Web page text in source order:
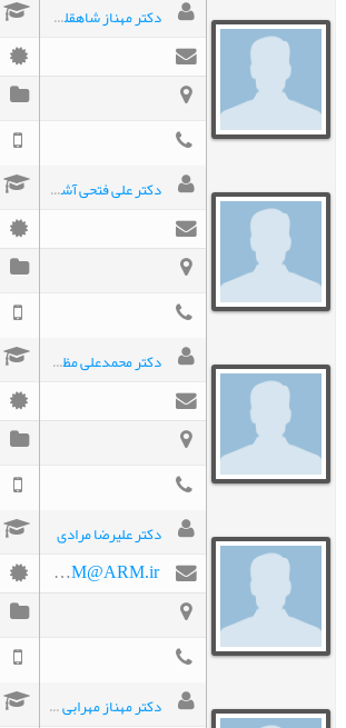
دکتر مهناز شاهقلیان
دکتر علی فتحی آشتیانی
دکتر محمدعلی مظاهری
دکتر علیرضا مرادی
ARM@ARM.ir
دکتر مهناز مهرابی هنرمند